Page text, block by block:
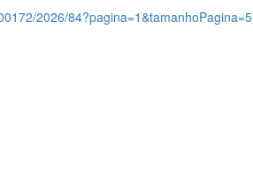
2026/84?pagina=1&tamanhoPagina=5